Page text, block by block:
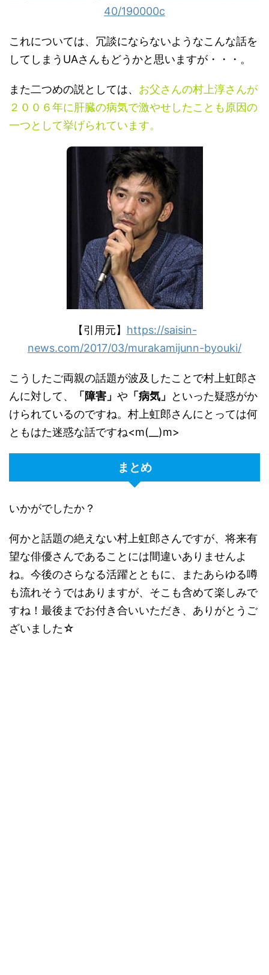
40/190000c
これについては、冗談にならないようなこんな話を
してしまうUAさんもどうかと思いますが・・・。
また二つめの説としては、 お父さんの村上淳さんが
２００６年に肝臓の病気で激やせしたことも原因の
一つとして挙げられています。
【引用元】 https://saisin-
news.com/2017/03/murakamijunn-byouki/
こうしたご両親の話題が波及したことで村上虹郎さ
んに対して、
「障害」 や 「病気」
といった疑惑がか
けられているのですね。村上虹郎さんにとっては何
ともはた迷惑な話ですね<m(__)m>
まとめ
いかがでしたか？
何かと話題の絶えない村上虹郎さんですが、将来有
望な俳優さんであることには間違いありませんよ
ね。今後のさらなる活躍とともに、またあらゆる噂
も流れそうではありますが、そこも含めて楽しみで
すね！最後までお付き合いいただき、ありがとうご
ざいました☆